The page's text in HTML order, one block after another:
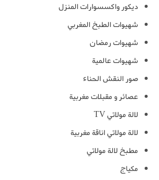
ديكور واكسسوارات المنزل
شهيوات الطبخ المغربي
شهيوات رمضان
شهيوات عالمية
صور النقش الحناء
عصائر و مقبلات مغربية
لالة مولاتي TV
لالة مولاتي اناقة مغربية
مطبخ لالة مولاتي
مكياج